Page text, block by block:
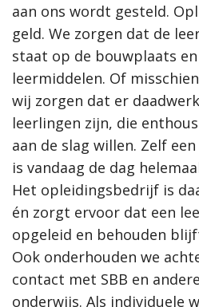
aan ons wordt gesteld.
geld. We zorgen dat de
staat op de bouwplaats
leermiddelen. Of
wij zorgen dat er
leerlingen zijn, die
aan de slag willen. Zelf
is vandaag de dag
Het opleidingsbedrijf is
én zorgt ervoor dat een
opgeleid en behouden
Ook onderhouden we
contact met SBB en
onderwijs. Als individuele